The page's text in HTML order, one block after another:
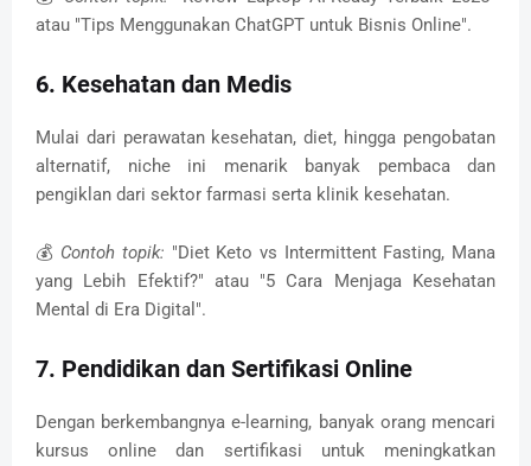
atau "Tips Menggunakan ChatGPT untuk Bisnis Online".
6. Kesehatan dan Medis
Mulai dari perawatan kesehatan, diet, hingga pengobatan
alternatif, niche ini menarik banyak pembaca dan
pengiklan dari sektor farmasi serta klinik kesehatan.
💰 Contoh topik: "Diet Keto vs Intermittent Fasting, Mana
yang Lebih Efektif?" atau "5 Cara Menjaga Kesehatan
Mental di Era Digital".
7. Pendidikan dan Sertifikasi Online
Dengan berkembangnya e-learning, banyak orang mencari
kursus online dan sertifikasi untuk meningkatkan